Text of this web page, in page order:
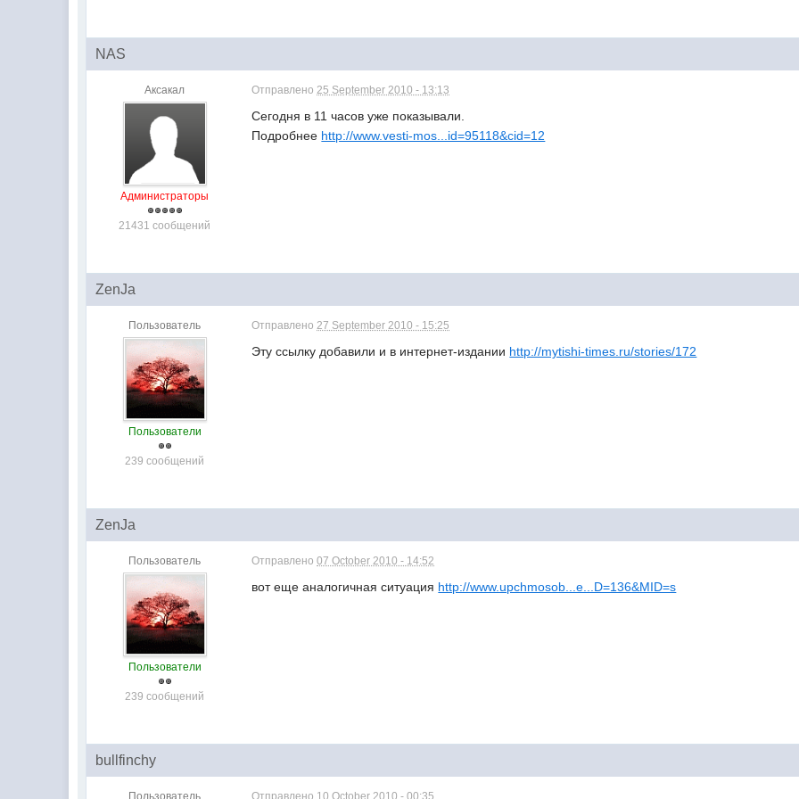
NAS
Аксакал
Администраторы
21431 сообщений
Отправлено25 September 2010 - 13:13
Сегодня в 11 часов уже показывали.
Подробнее http://www.vesti-mos...id=95118&cid=12
ZenJa
Пользователь
Пользователи
239 сообщений
Отправлено27 September 2010 - 15:25
Эту ссылку добавили и в интернет-издании http://mytishi-times.ru/stories/172
ZenJa
Пользователь
Пользователи
239 сообщений
Отправлено07 October 2010 - 14:52
вот еще аналогичная ситуация http://www.upchmosob...e...D=136&MID=s
bullfinchy
Пользователь Отправлено 10 October 2010 - 00:35